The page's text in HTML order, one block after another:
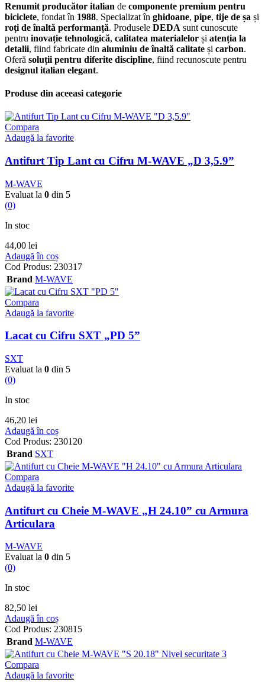
Renumit producător italian de componente premium pentru
biciclete, fondat în 1988. Specializat în ghidoane, pipe, tije de șa și
roți de înaltă performanță. Produsele DEDA sunt cunoscute
pentru inovație tehnologică, calitatea materialelor și atenția la
detalii, fiind fabricate din aluminiu de înaltă calitate și carbon.
Oferă soluții pentru diferite discipline, fiind recunoscute pentru
designul italian elegant.
Produse din aceeasi categorie
Compara
Adaugă la favorite
Antifurt Tip Lant cu Cifru M-WAVE „D 3,5.9”
M-WAVE
Evaluat la 0 din 5
(0)
In stoc
44,00 lei
Adaugă în coș
Cod Produs: 230317
Brand M-WAVE
Compara
Adaugă la favorite
Lacat cu Cifru SXT „PD 5”
SXT
Evaluat la 0 din 5
(0)
In stoc
46,20 lei
Adaugă în coș
Cod Produs: 230120
Brand SXT
Compara
Adaugă la favorite
Antifurt cu Cheie M-WAVE „H 24.10” cu Armura
Articulara
M-WAVE
Evaluat la 0 din 5
(0)
In stoc
82,50 lei
Adaugă în coș
Cod Produs: 230815
Brand M-WAVE
Compara
Adaugă la favorite